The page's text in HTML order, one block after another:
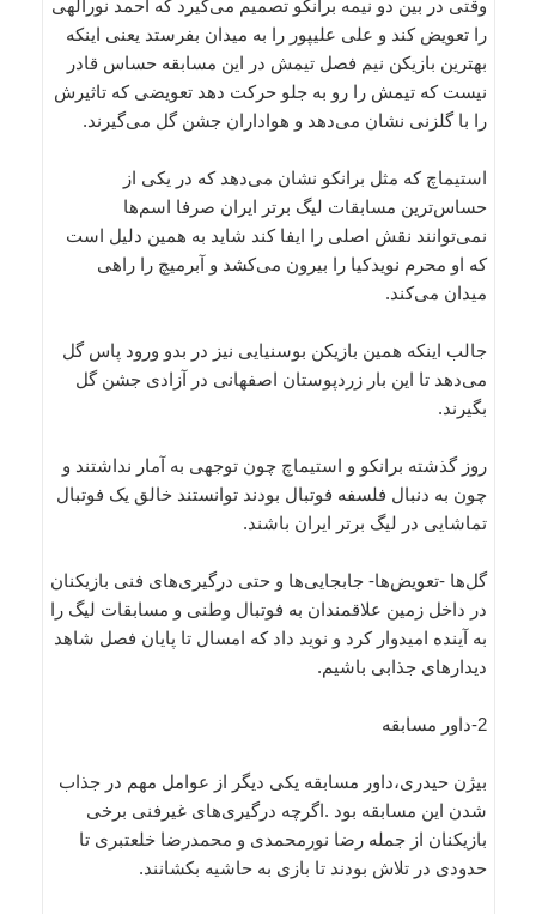
وقتی در بین دو نیمه برانکو تصمیم می‌گیرد که احمد نورالهی
را تعویض کند و علی علیپور را به میدان بفرستد یعنی اینکه
بهترین بازیکن نیم فصل تیمش در این مسابقه حساس قادر
نیست که تیمش را رو به جلو حرکت دهد تعویضی که تاثیرش
را با گلزنی نشان می‌دهد و هواداران جشن گل می‌گیرند.
استیماچ که مثل برانکو نشان می‌دهد که در یکی از
حساس‌ترین مسابقات لیگ برتر ایران صرفا اسم‌ها
نمی‌توانند نقش اصلی را ایفا کند شاید به همین دلیل است
که او محرم نویدکیا را بیرون می‌کشد و آبرمیچ را راهی
میدان می‌کند.
جالب اینکه همین بازیکن بوسنیایی نیز در بدو ورود پاس گل
می‌دهد تا این بار زردپوستان اصفهانی در آزادی جشن گل
بگیرند.
روز گذشته برانکو و استیماچ چون توجهی به آمار نداشتند و
چون به دنبال فلسفه فوتبال بودند توانستند خالق یک فوتبال
تماشایی در لیگ برتر ایران باشند.
گل‌ها -تعویض‌ها- جابجایی‌ها و حتی درگیری‌های فنی بازیکنان
در داخل زمین علاقمندان به فوتبال وطنی و مسابقات لیگ را
به آینده امیدوار کرد و نوید داد که امسال تا پایان فصل شاهد
دیدارهای جذابی باشیم.
2-داور مسابقه
بیژن حیدری،‌داور مسابقه یکی دیگر از عوامل مهم در جذاب
شدن این مسابقه بود .اگرچه درگیری‌های غیرفنی برخی
بازیکنان از جمله رضا نورمحمدی و محمدرضا خلعتبری تا
حدودی در تلاش بودند تا بازی به حاشیه بکشانند.